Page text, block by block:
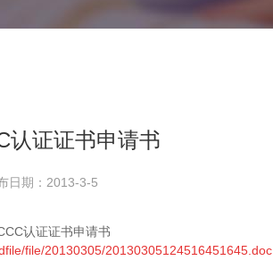
认证证书申请书
日期：2013-3-5
认证证书申请书
file/20130305/20130305124516451645.doc